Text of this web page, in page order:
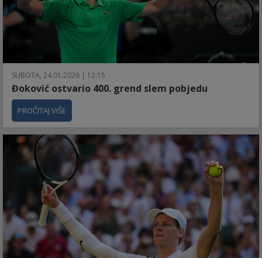
SUBOTA, 24.01.2026 | 12:15
Đoković ostvario 400. grend slem pobjedu
PROČITAJ VIŠE